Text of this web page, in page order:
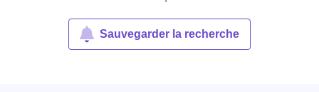
Sauvegarder la recherche